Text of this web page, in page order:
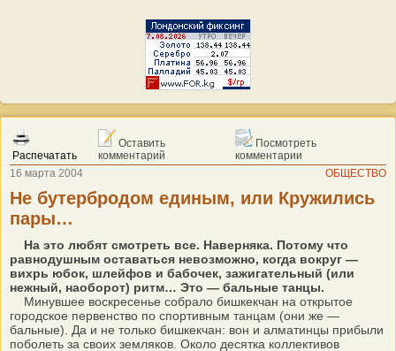
Распечатать
Оставить
комментарий
Посмотреть
комментарии
16 марта 2004
ОБЩЕСТВО
Не бутербродом единым, или Кружились
пары…
На это любят смотреть все. Наверняка. Потому что
равнодушным оставаться невозможно, когда вокруг —
вихрь юбок, шлейфов и бабочек, зажигательный (или
нежный, наоборот) ритм… Это — бальные танцы.
Минувшее воскресенье собрало бишкекчан на открытое
городское первенство по спортивным танцам (они же —
бальные). Да и не только бишкекчан: вон и алматинцы прибыли
поболеть за своих земляков. Около десятка коллективов